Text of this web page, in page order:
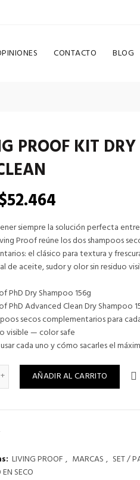
CONTACTO BLOG
PROOF KIT
El
$65.580.
$52.464
precio
actual
es:
$52.464.
siempre la solución perfecta
Proof reúne los dos shampoos
el clásico para textura y
de aceite, sudor y olor sin residuo
PhD Dry Shampoo 156g
PhD Advanced Clean Dry Shampoo
secos complementarios para
visible — color safe
cada uno y cómo sacarles el
PROOF KIT DRY SHAMPOO DOUBLE
AÑADIR AL CARRITO
LIVING PROOF , MARCAS , SET /
SECO